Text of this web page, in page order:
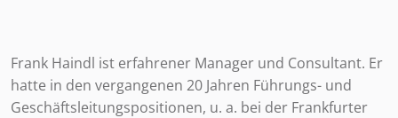
Frank Haindl ist erfahrener Manager und Consultant. Er
hatte in den vergangenen 20 Jahren Führungs- und
Geschäftsleitungspositionen, u. a. bei der Frankfurter